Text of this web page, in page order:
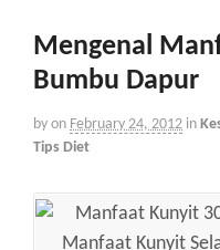
Mengenal
Bumbu Dapur
by on February 24, 2012 in
Tips Diet